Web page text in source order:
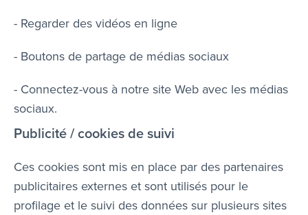
- Regarder des vidéos en ligne
- Boutons de partage de médias sociaux
- Connectez-vous à notre site Web avec les médias
sociaux.
Publicité / cookies de suivi
Ces cookies sont mis en place par des partenaires
publicitaires externes et sont utilisés pour le
profilage et le suivi des données sur plusieurs sites